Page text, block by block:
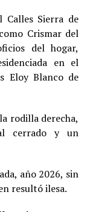
Calles Sierra de
Crismar del
del hogar,
en el
Eloy Blanco de
rodilla derecha,
cerrado y un
año 2026, sin
resultó ilesa.